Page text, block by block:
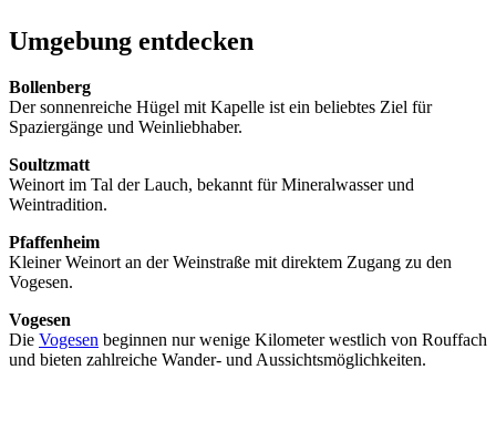
Umgebung entdecken
Bollenberg
Der sonnenreiche Hügel mit Kapelle ist ein beliebtes Ziel für
Spaziergänge und Weinliebhaber.
Soultzmatt
Weinort im Tal der Lauch, bekannt für Mineralwasser und
Weintradition.
Pfaffenheim
Kleiner Weinort an der Weinstraße mit direktem Zugang zu den
Vogesen.
Vogesen
Die Vogesen beginnen nur wenige Kilometer westlich von Rouffach
und bieten zahlreiche Wander- und Aussichtsmöglichkeiten.